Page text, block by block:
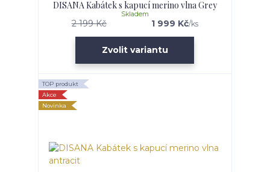
DISANA Kabátek s kapucí merino vlna Grey
2 199 Kč 1 999 Kč/ks
Skladem
Zvolit variantu
TOP produkt
Akce
Novinka